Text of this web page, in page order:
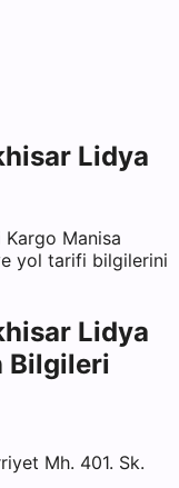
Lidya
Manisa
yol tarifi bilgilerini
Lidya
Bilgileri
Mh. 401. Sk.